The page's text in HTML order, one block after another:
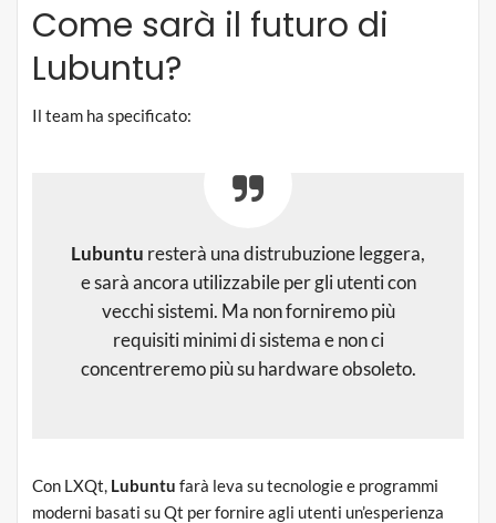
Come sarà il futuro di
Lubuntu?
Il team ha specificato:
Lubuntu resterà una distrubuzione leggera,
e sarà ancora utilizzabile per gli utenti con
vecchi sistemi. Ma non forniremo più
requisiti minimi di sistema e non ci
concentreremo più su hardware obsoleto.
Con LXQt, Lubuntu farà leva su tecnologie e programmi
moderni basati su Qt per fornire agli utenti un’esperienza